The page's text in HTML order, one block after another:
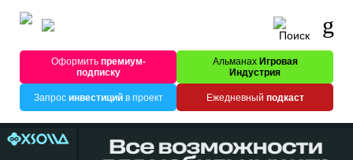
Оформитьпремиум-
подписку
Альманах Игровая
Индустрия
Запрос инвестицийв проект Ежедневный подкаст